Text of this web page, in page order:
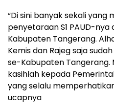
“​Di sini banyak sekali
penyetaraan S1 PAUD-
Kabupaten Tangerang.
Kemis dan Rajeg saja
se-Kabupaten Tangerang​.
kasihlah kepada
yang selalu
ucapnya